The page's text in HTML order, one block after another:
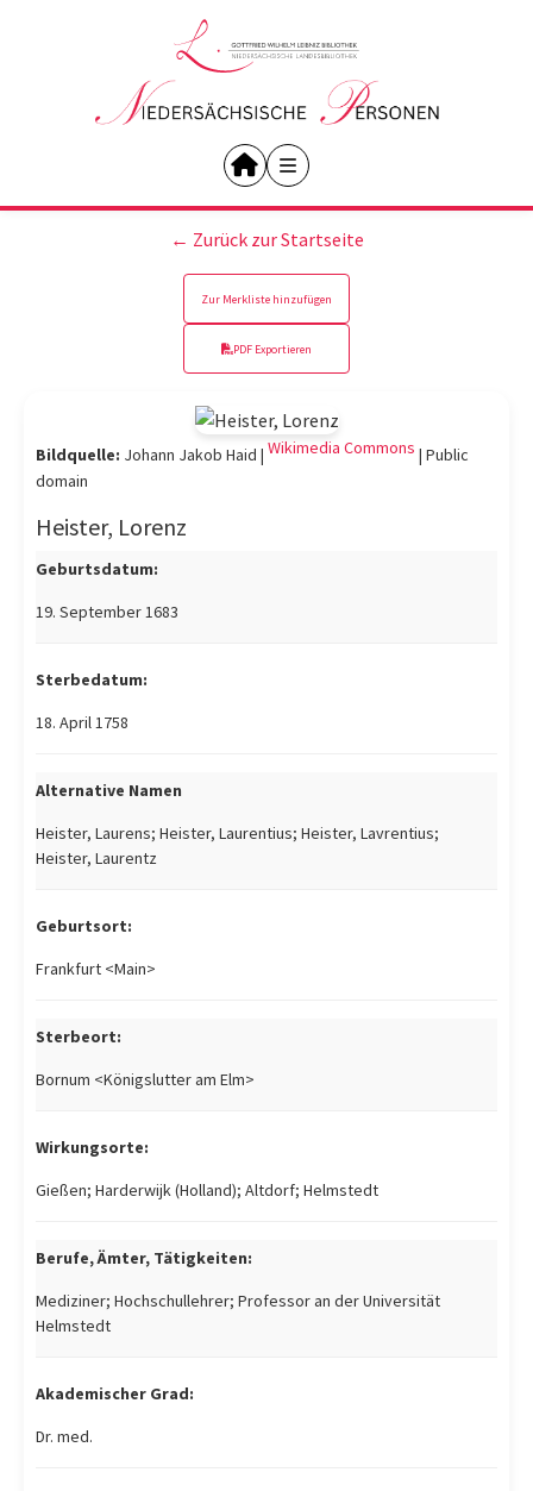
← Zurück zur Startseite
Zur Merkliste hinzufügen
PDF Exportieren
Heister, Lorenz
Geburtsdatum:
19. September 1683
Sterbedatum:
18. April 1758
Alternative Namen
Heister, Laurens; Heister, Laurentius; Heister, Lavrentius;
Heister, Laurentz
Geburtsort:
Frankfurt <Main>
Sterbeort:
Bornum <Königslutter am Elm>
Wirkungsorte:
Gießen; Harderwijk (Holland); Altdorf; Helmstedt
Berufe, Ämter, Tätigkeiten:
Mediziner; Hochschullehrer; Professor an der Universität
Helmstedt
Akademischer Grad:
Dr. med.
Bildquelle: Johann Jakob Haid | Wikimedia Commons | Public
domain